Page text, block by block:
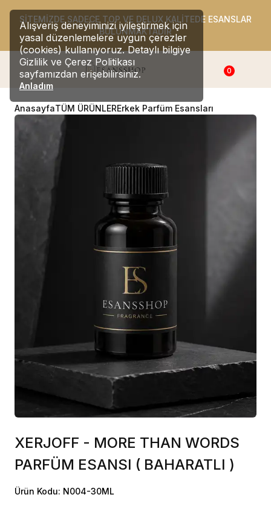
Alışveriş deneyiminizi iyileştirmek için
yasal düzenlemelere uygun çerezler
(cookies) kullanıyoruz. Detaylı bilgiye
Gizlilik ve Çerez Politikası
sayfamızdan erişebilirsiniz.
Anladım
SİTEMİZDE SADECE TOP VE DELUX KALİTEDE ESANSLAR
BULUNMAKTADIR
0
AnasayfaTÜM ÜRÜNLERErkek Parfüm Esansları
XERJOFF - MORE THAN WORDS
PARFÜM ESANSI ( BAHARATLI )
Ürün Kodu: N004-30ML